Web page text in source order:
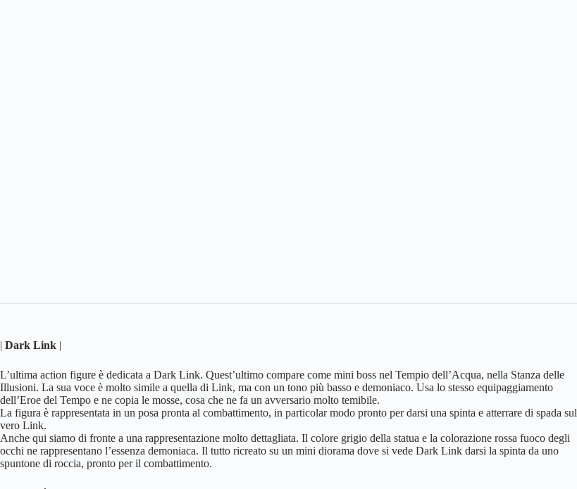
| Dark Link |
L’ultima action figure è dedicata a Dark Link. Quest’ultimo compare come mini boss nel Tempio dell’Acqua, nella Stanza delle
Illusioni. La sua voce è molto simile a quella di Link, ma con un tono più basso e demoniaco. Usa lo stesso equipaggiamento
dell’Eroe del Tempo e ne copia le mosse, cosa che ne fa un avversario molto temibile.
La figura è rappresentata in un posa pronta al combattimento, in particolar modo pronto per darsi una spinta e atterrare di spada sul
vero Link.
Anche qui siamo di fronte a una rappresentazione molto dettagliata. Il colore grigio della statua e la colorazione rossa fuoco degli
occhi ne rappresentano l’essenza demoniaca. Il tutto ricreato su un mini diorama dove si vede Dark Link darsi la spinta da uno
spuntone di roccia, pronto per il combattimento.